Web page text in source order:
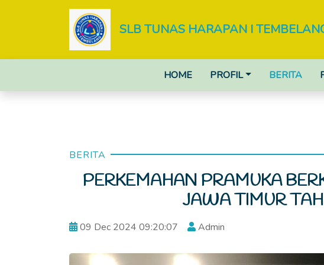
SLB TUNAS HARAPAN I
HOME PROFIL BERITA
BERITA
PERKEMAHAN PRAMUKA
JAWA TIMUR
09 Dec 2024 09:20:07 Admin